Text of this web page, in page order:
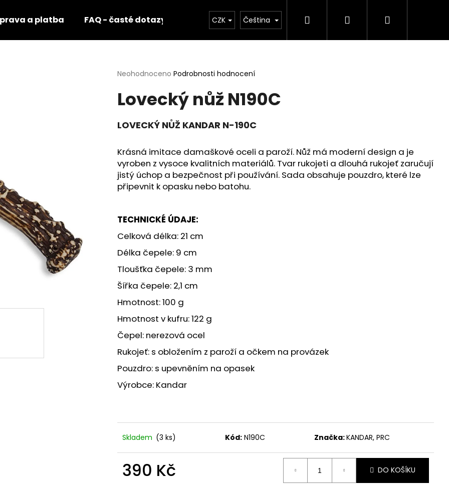
a platba FAQ - časté dotazy Fotogalerie Důležité legislativní změny od 1. 1. 2026
CZK Čeština Hledat PřihlášeníNákupní
Průměrné
produktu
je
z
5
Neohodnoceno Podrobnosti hodnocení
Lovecký nůž N190C
LOVECKÝ NŮŽ KANDAR N-190C
Krásná imitace damaškové oceli a paroží. Nůž má moderní design a je
vyroben z vysoce kvalitních materiálů. Tvar rukojeti a dlouhá rukojeť zaručují
jistý úchop a bezpečnost při používání. Sada obsahuje pouzdro, které lze
připevnit k opasku nebo batohu.
TECHNICKÉ ÚDAJE:
Celková délka: 21 cm
Délka čepele: 9 cm
Tloušťka čepele: 3 mm
Šířka čepele: 2,1 cm
Hmotnost: 100 g
Hmotnost v kufru: 122 g
Čepel: nerezová ocel
Rukojeť: s obložením z paroží a očkem na provázek
Pouzdro: s upevněním na opasek
Výrobce: Kandar
Skladem (3 ks) Kód: N190C Značka:KANDAR, PRC
390 Kč DO KOŠÍKU
HLEDAT
NÁBOJE ŠPIČATÉ 22
SELLIER&BELLOT, 6 MM
330 Kč